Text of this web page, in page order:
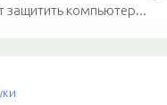
защитить компьютер...